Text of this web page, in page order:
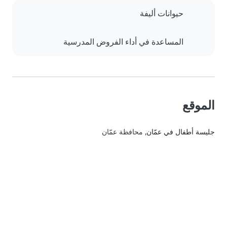
حيوانات أليفة
المساعدة في أداء الفروض المدرسية
الموقع
جليسة أطفال في عمّان, محافظة عمّان